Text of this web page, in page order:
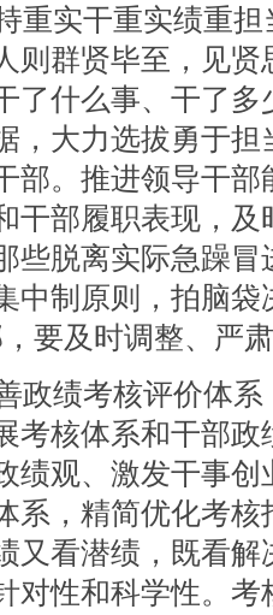
实干重实绩重担
则群贤毕至，见
了什么事、干了
，大力选拔勇于
部。推进领导干
干部履职表现，
些脱离实际急躁
中制原则，拍脑
要及时调整、严
绩考核评价体系
考核体系和干部
绩观、激发干事
系，精简优化考
又看潜绩，既看
对性和科学性。